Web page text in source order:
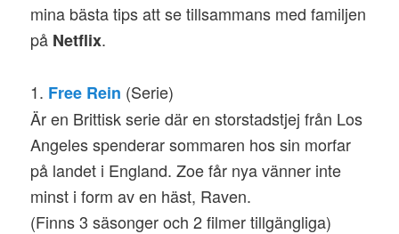
mina bästa tips att se tillsammans med familjen
på Netflix.
1. Free Rein (Serie)
Är en Brittisk serie där en storstadstjej från Los
Angeles spenderar sommaren hos sin morfar
på landet i England. Zoe får nya vänner inte
minst i form av en häst, Raven.
(Finns 3 säsonger och 2 filmer tillgängliga)